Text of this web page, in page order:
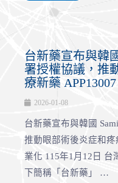
台新藥宣布與韓
署授權協議，推
療新藥
2026-01-08
台新藥宣布與韓國
推動眼部術後炎症和疼
業化 115年1月12日 台
下簡稱「台新藥」 …